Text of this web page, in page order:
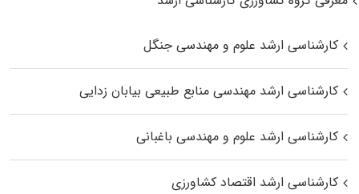
کارشناسی ارشد علوم و مهندسی جنگل
کارشناسی ارشد مهندسی منابع طبیعی بیابان زدایی
کارشناسی ارشد علوم و مهندسی باغبانی
کارشناسی ارشد اقتصاد کشاورزی